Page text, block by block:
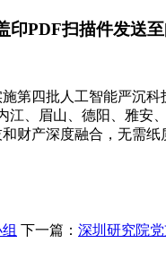
印PDF扫描件发送
四批人工智能严沉科
江、眉山、德阳、雅安
财产深度融合，无需
下一篇： 深圳研究院